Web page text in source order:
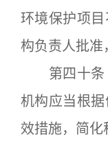
环境保护项
构负责人批准
第四十条
机构应当根
效措施，简化